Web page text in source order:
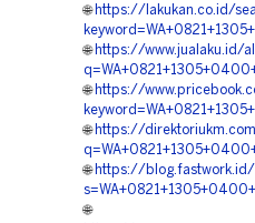
🌐 https://lakukan.co.id/
🌐 https://www.jualaku.id/
🌐 https://
🌐 https://
🌐 https://blog.fastwork.id/
🌐